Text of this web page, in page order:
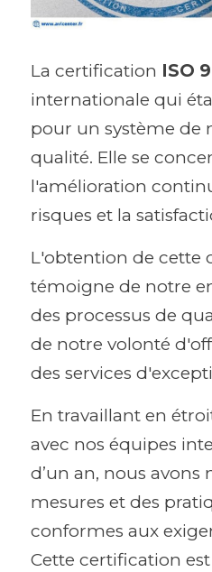
La certification ISO
internationale qui
pour un système de
qualité. Elle se
l'amélioration
risques et la
L'obtention de cette
témoigne de notre
des processus de
de notre volonté
des services
En travaillant en
avec nos équipes
d’un an, nous avons
mesures et des
conformes aux
Cette certification